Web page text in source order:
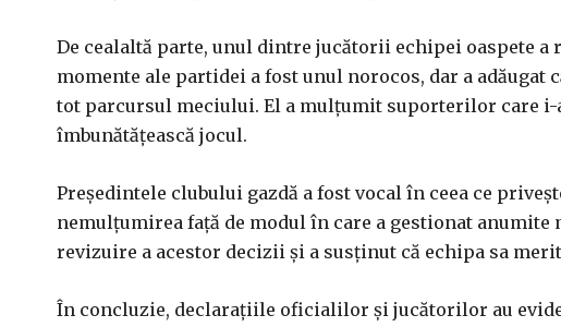
De cealaltă parte, unul dintre jucătorii echipei oaspete
momente ale partidei a fost unul norocos, dar a
tot parcursul meciului. El a mulțumit suporterilor care
îmbunătățească jocul.
Președintele clubului gazdă a fost vocal în ceea ce
nemulțumirea față de modul în care a gestionat anumite
revizuire a acestor decizii și a susținut că echipa sa
În concluzie, declarațiile oficialilor și jucătorilor au